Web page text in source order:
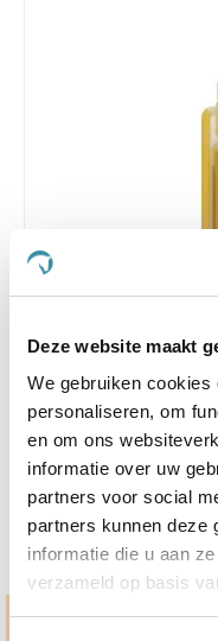
Deze website maakt
We gebruiken
personaliseren, om
en om ons
informatie over uw
partners voor social
partners kunnen deze
informatie die u aan
verzameld op basis
Excellent
Nog
€